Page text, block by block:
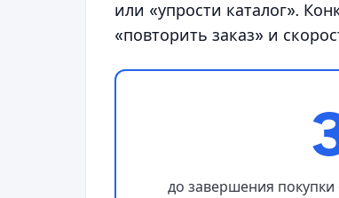
или «упрости каталог».
«повторить заказ» и
до завершения